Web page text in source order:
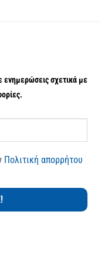
ενημερώσεις σχετικά με
Πολιτική απορρήτου